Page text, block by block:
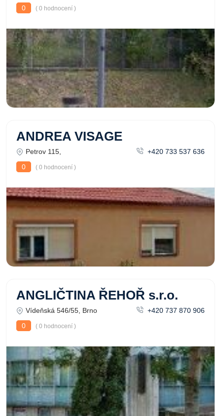
0 ( 0 hodnocení )
ANDREA VISAGE
Petrov 115,
+420 733 537 636
0
( 0 hodnocení )
ANGLIČTINA ŘEHOŘ s.r.o.
Vídeňská 546/55, Brno
+420 737 870 906
0
( 0 hodnocení )